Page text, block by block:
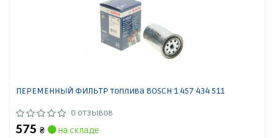
ПЕРЕМЕННЫЙ ФИЛЬТР топлива BOSCH 1 457 434 511
0 отзывов
575 ₴
на складе